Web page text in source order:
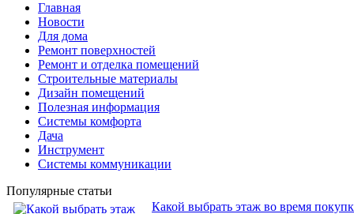
Главная
Новости
Для дома
Ремонт поверхностей
Ремонт и отделка помещений
Строительные материалы
Дизайн помещений
Полезная информация
Системы комфорта
Дача
Инструмент
Системы коммуникации
Популярные статьи
Какой выбрать этаж во время